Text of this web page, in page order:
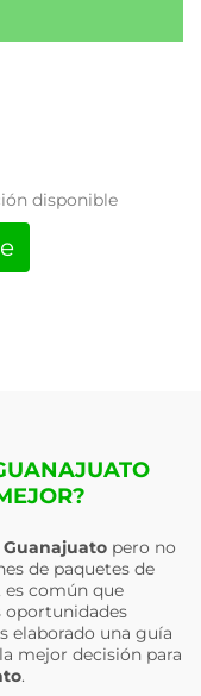
disponible
Guanajuato pero no
de paquetes de
es común que
oportunidades
elaborado una guía
mejor decisión para
.